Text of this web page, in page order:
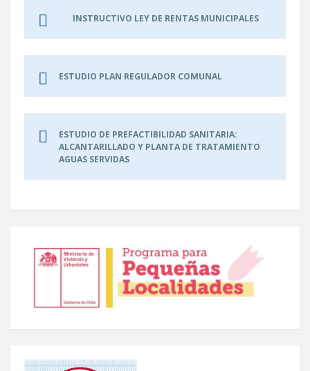
INSTRUCTIVO LEY DE RENTAS MUNICIPALES
ESTUDIO PLAN REGULADOR COMUNAL
ESTUDIO DE PREFACTIBILIDAD SANITARIA:
ALCANTARILLADO Y PLANTA DE TRATAMIENTO
AGUAS SERVIDAS